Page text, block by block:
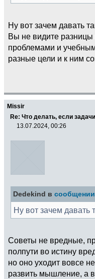
Ну вот зачем давать
Вы не видите
проблемами и
разные цели и к ним
Missir
Re: Что делать, если
13.07.2024, 00:26
Dedekind в сообщении
Ну вот зачем давать
Советы не вредные,
полпути во истину
но оно уходит вовсе
развить мышление, а